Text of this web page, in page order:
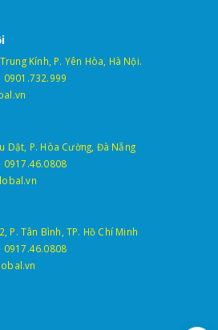
Kính, P. Yên Hòa, Hà Nội.
0901.732.999
Dật, P. Hòa Cường, Đà Nẵng
0917.46.0808
P. Tân Bình, TP. Hồ Chí Minh
0917.46.0808